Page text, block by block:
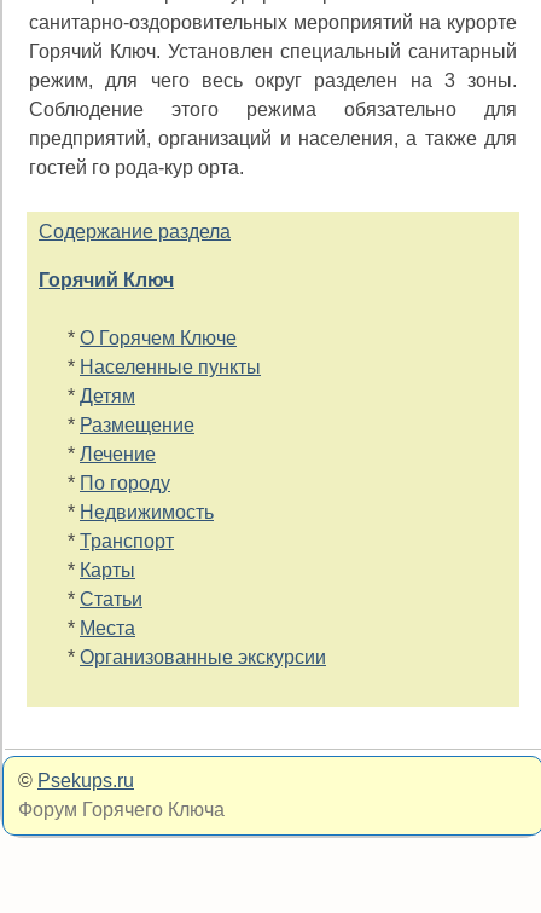
санитарно-оздоровительных мероприятий на курорте
Го­рячий Ключ. Установлен специальный санитарный
ре­жим, для чего весь округ разделен на 3 зоны.
Соблюде­ние этого режима обязательно для
предприятий, органи­заций и населения, а также для
гостей го рода-кур орта.
Содержание раздела
Горячий Ключ
* О Горячем Ключе
* Населенные пункты
* Детям
* Размещение
* Лечение
* По городу
* Недвижимость
* Транспорт
* Карты
* Статьи
* Места
* Организованные экскурсии
© Psekups.ru
Форум Горячего Ключа